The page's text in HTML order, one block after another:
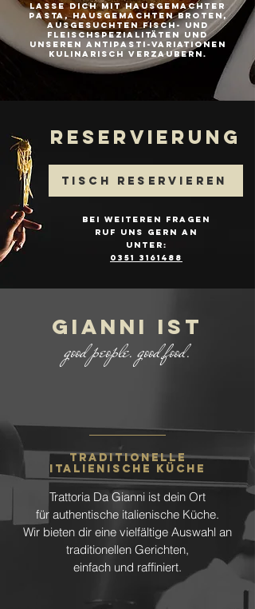
lasse dich mit hausgemachter
pasta, hausgemachten broten,
ausgesuchten fisch- und
fleischspezialitäten und
unseren antipasti-variationen
kulinarisch verzaubern.
RESERVIERUNG
Tisch reservieren
Bei weiteren fragen
ruf uns gern an
unter:
0351 3161488
GIANNI IST
good people. good food.
TRADITIONELLE
ITALIENISCHE KÜCHE
Trattoria Da Gianni ist dein Ort
für authentische italienische Küche.
Wir bieten dir eine vielfältige Auswahl an
traditionellen Gerichten,
einfach und raffiniert.